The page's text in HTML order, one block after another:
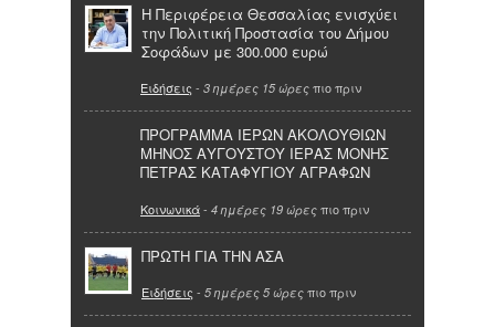
Η Περιφέρεια Θεσσαλίας ενισχύει
την Πολιτική Προστασία του Δήμου
Σοφάδων με 300.000 ευρώ
Ειδήσεις - 3 ημέρες 15 ώρες πιο πριν
ΠΡΟΓΡΑΜΜΑ ΙΕΡΩΝ ΑΚΟΛΟΥΘΙΩΝ
ΜΗΝΟΣ ΑΥΓΟΥΣΤΟΥ ΙΕΡΑΣ ΜΟΝΗΣ
ΠΕΤΡΑΣ ΚΑΤΑΦΥΓΙΟΥ ΑΓΡΑΦΩΝ
Κοινωνικά- 4 ημέρες 19 ώρες πιο πριν
ΠΡΩΤΗ ΓΙΑ ΤΗΝ ΑΣΑ
Ειδήσεις - 5 ημέρες 5 ώρες πιο πριν